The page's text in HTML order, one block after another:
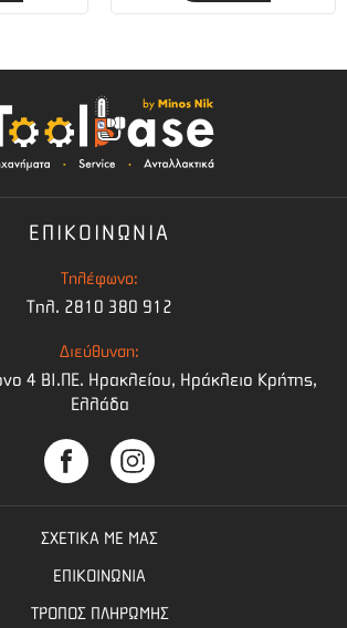
ΕΠΙΚΟΙΝΩΝΙΑ
Τηλέφωνο:
Τηλ. 2810 380 912
Διεύθυνση:
4 BI.ΠΕ. Ηρακλείου, Ηράκλειο Κρήτης,
Ελλάδα
ΣΧΕΤΙΚΑ ΜΕ ΜΑΣ
ΕΠΙΚΟΙΝΩΝΙΑ
ΤΡΟΠΟΣ ΠΛΗΡΩΜΗΣ